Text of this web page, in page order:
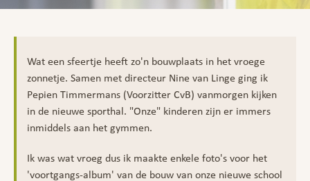
Wat een sfeertje heeft zo'n bouwplaats in het vroege
zonnetje. Samen met directeur Nine van Linge ging ik
Pepien Timmermans (Voorzitter CvB) vanmorgen kijken
in de nieuwe sporthal. "Onze" kinderen zijn er immers
inmiddels aan het gymmen.
Ik was wat vroeg dus ik maakte enkele foto's voor het
'voortgangs-album' van de bouw van onze nieuwe school